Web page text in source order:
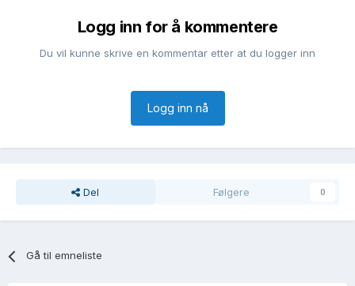
Logg inn for å kommentere
Du vil kunne skrive en kommentar etter at du logger inn
Logg inn nå
Del Følgere 0
Gå til emneliste